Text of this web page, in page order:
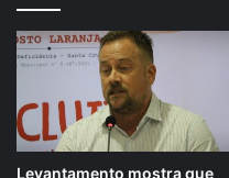
Levantamento mostra que